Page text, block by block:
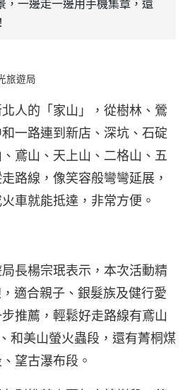
，一邊走一邊用手機集章，還
旅遊局
北人的「家山」，從樹林、鶯
一路連到新店、深坑、石碇
鳶山、天上山、二格山、五
路線，像笑容般彎彎延展，
車就能抵達，非常方便。
長楊宗珉表示，本次活動精
適合親子、銀髮族及健行愛
推薦，輕鬆好走路線有鳶山
和美山螢火蟲段，還有菁桐煤
望古瀑布段。